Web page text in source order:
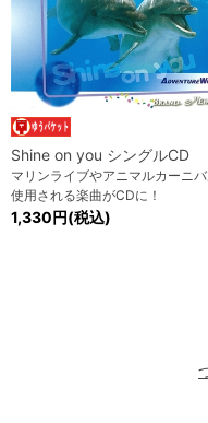
Shine on you シングルCD
マリンライブやアニマルカーニ
使用される楽曲がCDに！
1,330円(税込)